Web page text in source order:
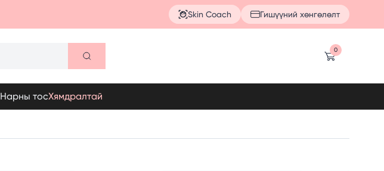
Skin Coach Гишүүний хөнгөлөлт
0
Нарны тосХямдралтай